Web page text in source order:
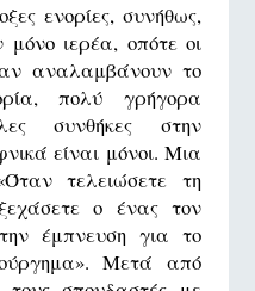
ενορίες, συνήθως,
ιερέα, οπότε οι
αναλαμβάνουν το
πολύ γρήγορα
συνθήκες στην
είναι μόνοι. Μια
τελειώσετε τη
ο ένας τον
έμπνευση για το
Μετά από